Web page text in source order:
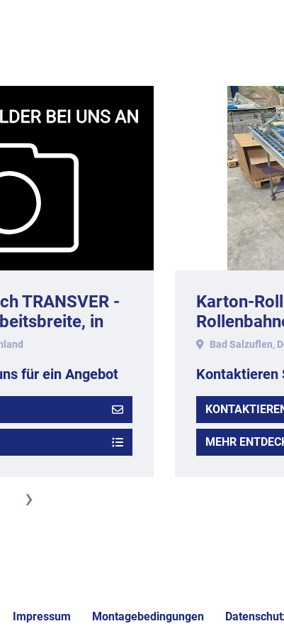
TRANSVER -
in
für ein Angebot
Karton-
Bad Salzuflen,
Kontaktieren
MEHR
›
Impressum Montagebedingungen